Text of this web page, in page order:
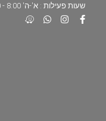
שעות פעילות : א'-ה' 8:00 - 19:00